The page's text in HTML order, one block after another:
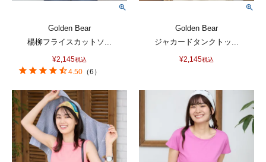
Golden Bear
楊柳フライスカットソ...
¥2,145税込
4.50 （6 ）
Golden Bear
ジャカードタンクトッ...
¥2,145税込